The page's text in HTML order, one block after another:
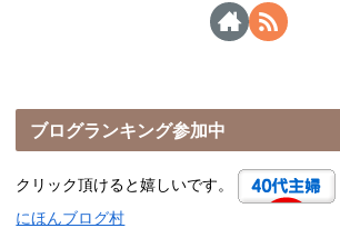
ブログランキング参加中
クリック頂けると嬉しいです。
にほんブログ村